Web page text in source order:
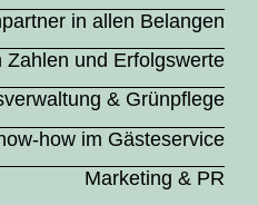
in allen Belangen
Zahlen und Erfolgswerte
& Grünpflege
how im Gästeservice
Marketing & PR